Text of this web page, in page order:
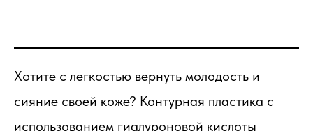
Хотите с легкостью вернуть молодость и
сияние своей коже? Контурная пластика с
использованием гиалуроновой кислоты